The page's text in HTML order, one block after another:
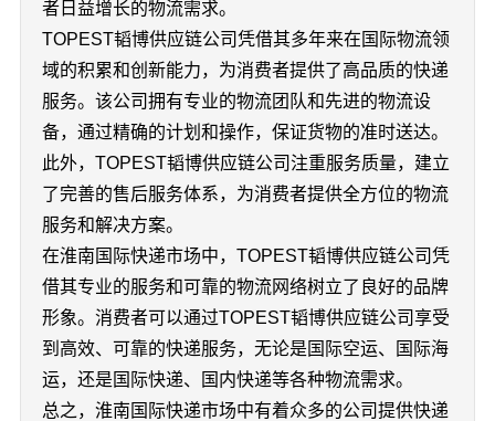
者日益增长的物流需求。
TOPEST韬博供应链公司凭借其多年来在国际物流领
域的积累和创新能力，为消费者提供了高品质的快递
服务。该公司拥有专业的物流团队和先进的物流设
备，通过精确的计划和操作，保证货物的准时送达。
此外，TOPEST韬博供应链公司注重服务质量，建立
了完善的售后服务体系，为消费者提供全方位的物流
服务和解决方案。
在淮南国际快递市场中，TOPEST韬博供应链公司凭
借其专业的服务和可靠的物流网络树立了良好的品牌
形象。消费者可以通过TOPEST韬博供应链公司享受
到高效、可靠的快递服务，无论是国际空运、国际海
运，还是国际快递、国内快递等各种物流需求。
总之，淮南国际快递市场中有着众多的公司提供快递